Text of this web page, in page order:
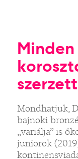
Minden
Mondhatjuk,
bajnoki
„variálja” is
juniorok